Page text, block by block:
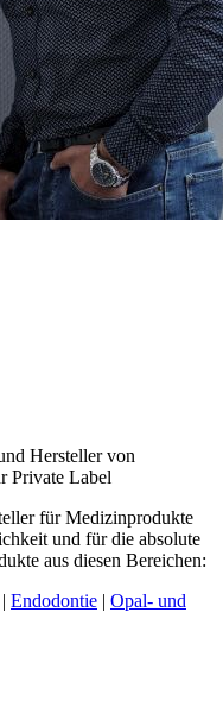
Hersteller von
Private Label
für Medizinprodukte
und für die absolute
aus diesen Bereichen:
| Endodontie | Opal- und